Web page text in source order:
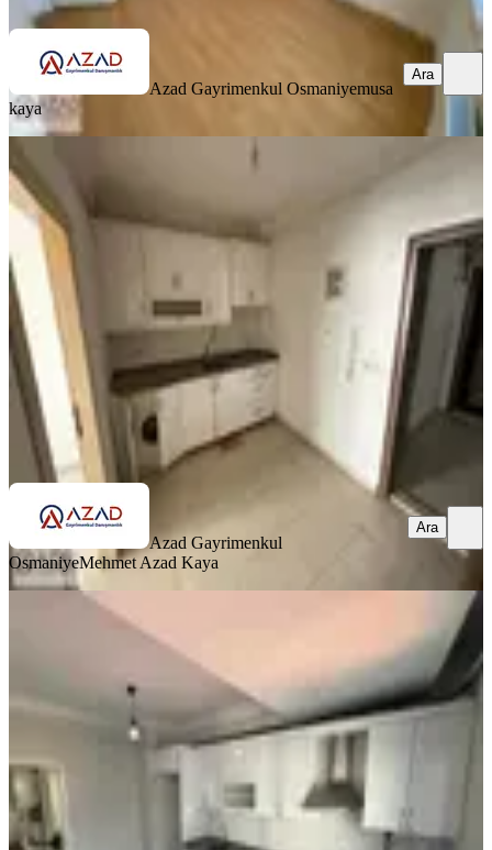
Azad Gayrimenkul Osmaniyemusa
kaya
Ara
KOMBİLİ
Azad- Cafeler Sokağı Civarı Satlık
Merkez, Fakıuşağı Mahallesi
· 03.07.2026
800.000 ₺
Azad Gayrimenkul Osmaniye Mehmet Azad Kaya
Ara
Azad Gayrimenkul
OsmaniyeMehmet Azad Kaya
Ara
BALKONLU
Azad- Pazartesi Pazarı Civarı
Yatırımlık Satılık 3+1 140m2 Daire
Merkez, Eyüp Sultan Mahallesi
3+1
·5. Kat·03.07.2026
3.550.000 ₺